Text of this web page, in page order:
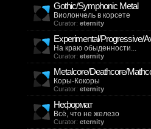
Gothic/Symphonic Metal
Виолончель в корсете
Curator: eternity
Experimental/Progressive/
На краю обыденности...
Curator: eternity
Metalcore/Deathcore/
Коры-Кокоры
Curator: eternity
Неформат
Всё, что не железо
Curator: eternity